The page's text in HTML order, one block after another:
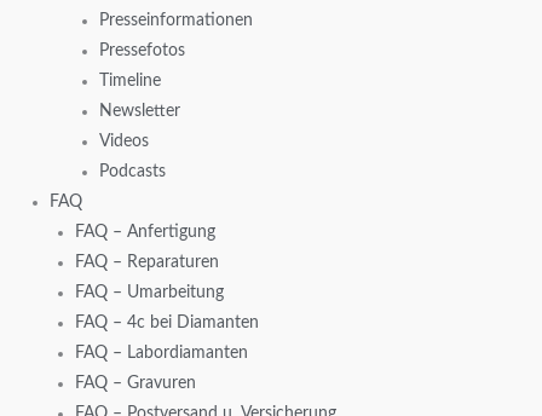
Presseinformationen
Pressefotos
Timeline
Newsletter
Videos
Podcasts
FAQ
FAQ – Anfertigung
FAQ – Reparaturen
FAQ – Umarbeitung
FAQ – 4c bei Diamanten
FAQ – Labordiamanten
FAQ – Gravuren